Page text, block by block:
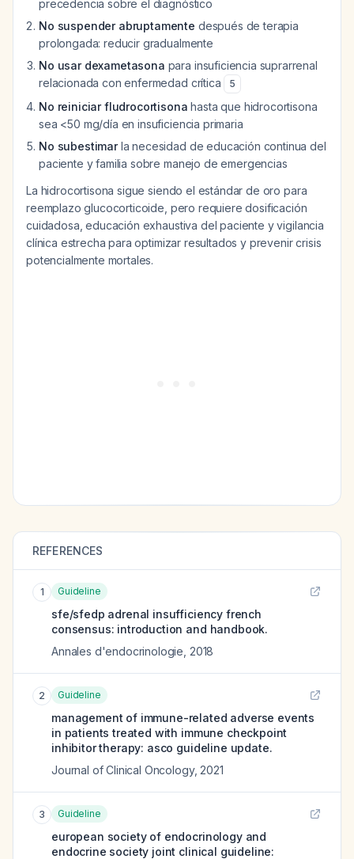
precedencia sobre el diagnóstico
No suspender abruptamente después de terapia
prolongada: reducir gradualmente
No usar dexametasona para insuficiencia suprarrenal
relacionada con enfermedad crítica
5
No reiniciar fludrocortisona hasta que hidrocortisona
sea <50 mg/día en insuficiencia primaria
No subestimarla necesidad de educación continua del
paciente y familia sobre manejo de emergencias
La hidrocortisona sigue siendo el estándar de oro para
reemplazo glucocorticoide, pero requiere dosificación
cuidadosa, educación exhaustiva del paciente y vigilancia
clínica estrecha para optimizar resultados y prevenir crisis
potencialmente mortales.
REFERENCES
1 Guideline
sfe/sfedp adrenal insufficiency french
consensus: introduction and handbook.
Annales d'endocrinologie 2018
2 Guideline
management of immune-related adverse events
in patients treated with immune checkpoint
inhibitor therapy: asco guideline update.
Journal of Clinical Oncology, 2021
3 Guideline
european society of endocrinology and
endocrine society joint clinical guideline: